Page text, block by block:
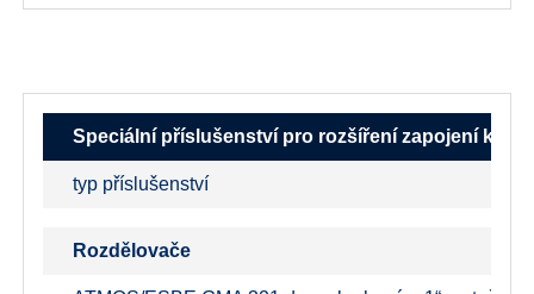
Speciální příslušenství pro rozšíření zapojení kotle
typ příslušenství
Rozdělovače